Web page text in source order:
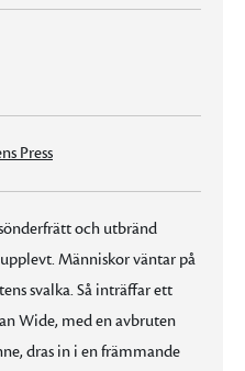
Press
och utbränd
Människor väntar på
svalka. Så inträffar ett
Wide, med en avbruten
dras in i en främmande